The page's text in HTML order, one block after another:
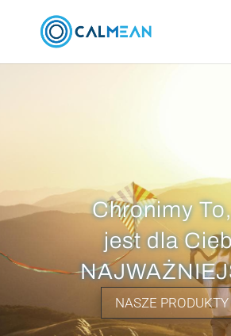
Chronimy
jest dla
NASZE PRODUKTY